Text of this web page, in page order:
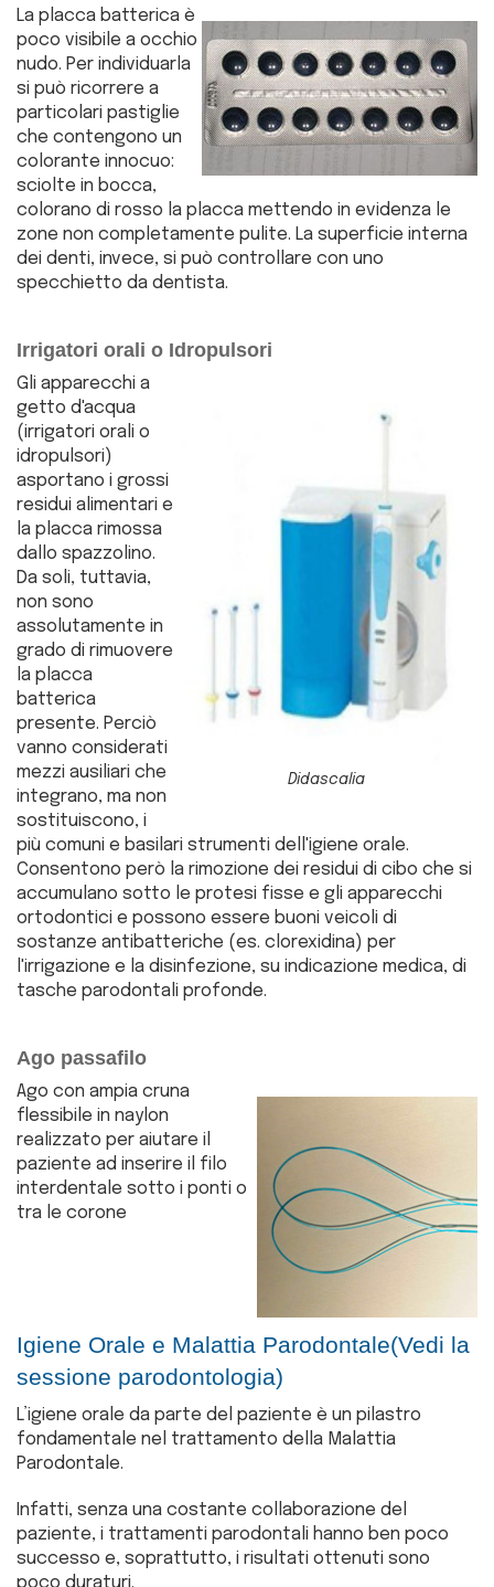
La placca batterica è
poco visibile a occhio
nudo. Per individuarla
si può ricorrere a
particolari pastiglie
che contengono un
colorante innocuo:
sciolte in bocca,
colorano di rosso la placca mettendo in evidenza le
zone non completamente pulite. La superficie interna
dei denti, invece, si può controllare con uno
specchietto da dentista.
Irrigatori orali o Idropulsori
Didascalia
Gli apparecchi a
getto d'acqua
(irrigatori orali o
idropulsori)
asportano i grossi
residui alimentari e
la placca rimossa
dallo spazzolino.
Da soli, tuttavia,
non sono
assolutamente in
grado di rimuovere
la placca
batterica
presente. Perciò
vanno considerati
mezzi ausiliari che
integrano, ma non
sostituiscono, i
più comuni e basilari strumenti dell'igiene orale.
Consentono però la rimozione dei residui di cibo che si
accumulano sotto le protesi fisse e gli apparecchi
ortodontici e possono essere buoni veicoli di
sostanze antibatteriche (es. clorexidina) per
l'irrigazione e la disinfezione, su indicazione medica, di
tasche parodontali profonde.
Ago passafilo
Ago con ampia cruna
flessibile in naylon
realizzato per aiutare il
paziente ad inserire il filo
interdentale sotto i ponti o
tra le corone
Igiene Orale e Malattia Parodontale(Vedi la
sessione parodontologia)
L’igiene orale da parte del paziente è un pilastro
fondamentale nel trattamento della Malattia
Parodontale.
Infatti, senza una costante collaborazione del
paziente, i trattamenti parodontali hanno ben poco
successo e, soprattutto, i risultati ottenuti sono